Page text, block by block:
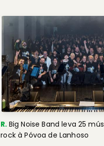
R. Big Noise Band leva 25
rock à Póvoa de Lanhoso